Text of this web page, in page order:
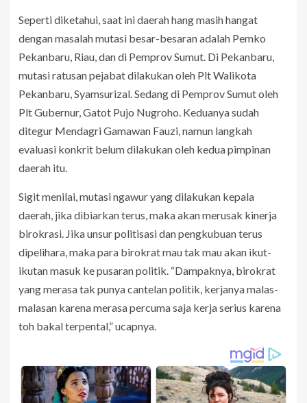
Seperti diketahui, saat ini daerah hang masih hangat
dengan masalah mutasi besar-besaran adalah Pemko
Pekanbaru, Riau, dan di Pemprov Sumut. Di Pekanbaru,
mutasi ratusan pejabat dilakukan oleh Plt Walikota
Pekanbaru, Syamsurizal. Sedang di Pemprov Sumut oleh
Plt Gubernur, Gatot Pujo Nugroho. Keduanya sudah
ditegur Mendagri Gamawan Fauzi, namun langkah
evaluasi konkrit belum dilakukan oleh kedua pimpinan
daerah itu.
Sigit menilai, mutasi ngawur yang dilakukan kepala
daerah, jika dibiarkan terus, maka akan merusak kinerja
birokrasi. Jika unsur politisasi dan pengkubuan terus
dipelihara, maka para birokrat mau tak mau akan ikut-
ikutan masuk ke pusaran politik. “Dampaknya, birokrat
yang merasa tak punya cantelan politik, kerjanya malas-
malasan karena merasa percuma saja kerja serius karena
toh bakal terpental,” ucapnya.